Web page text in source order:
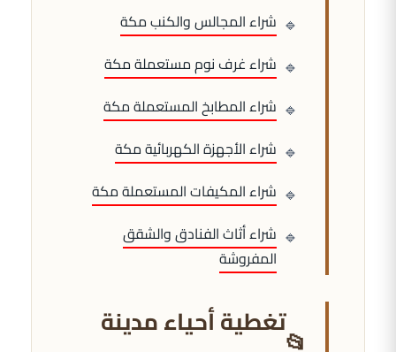
شراء المجالس والكنب مكة
شراء غرف نوم مستعملة مكة
شراء المطابخ المستعملة مكة
شراء الأجهزة الكهربائية مكة
شراء المكيفات المستعملة مكة
شراء أثاث الفنادق والشقق
المفروشة
تغطية أحياء مدينة